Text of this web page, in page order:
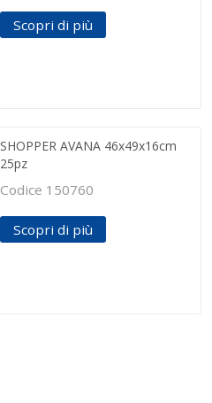
Scopri di più
SHOPPER AVANA 46x49x16cm
25pz
Codice 150760
Scopri di più